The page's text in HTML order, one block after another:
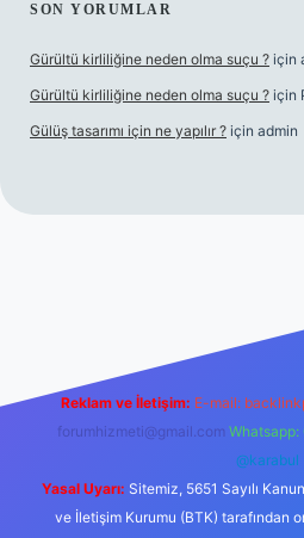
SON YORUMLAR
Gürültü kirliliğine neden olma suçu ? için
Gürültü kirliliğine neden olma suçu ? için
Gülüş tasarımı için ne yapılır ? için admin
Reklam ve İletişim: E-mail:
forumhizmeti@gmail.com
@karabul
Yasal Uyarı: Sitemiz, 5651 Sayılı
ve İletişim Kurumu (BTK) tarafından